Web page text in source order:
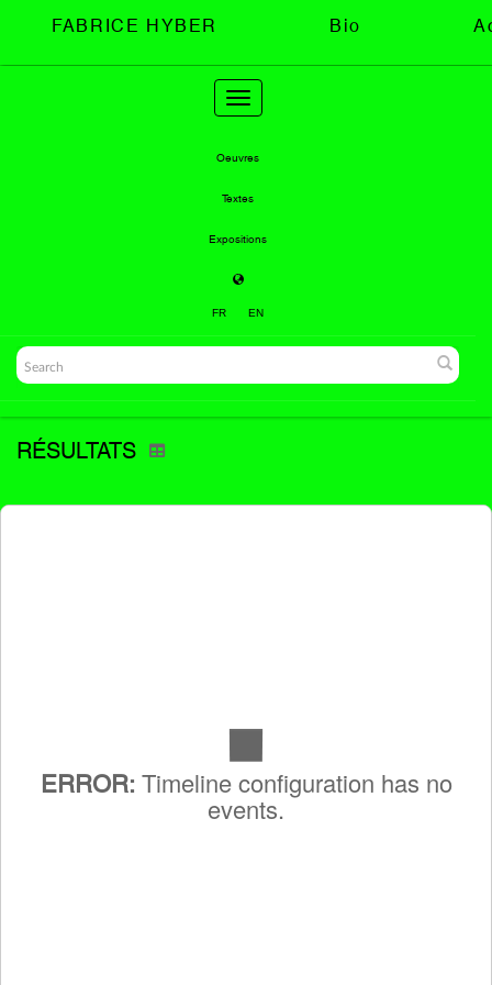
FABRICE HYBER Bio
Toggle
navigation
Oeuvres
Textes
Expositions
FR EN
RÉSULTATS
ERROR: Timeline configuration has no
events.